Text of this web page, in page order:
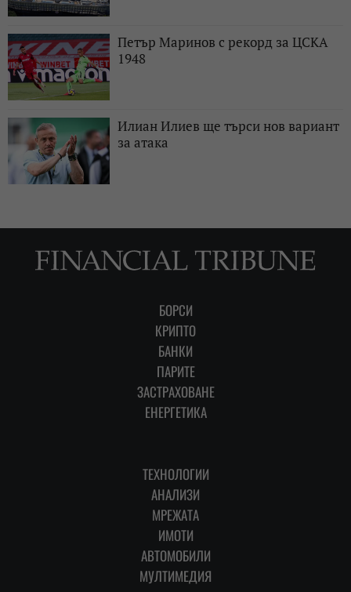
Петър Маринов с рекорд за ЦСКА
1948
Илиан Илиев ще търси нов вариант
за атака
БОРСИ
КРИПТО
БАНКИ
ПАРИТЕ
ЗАСТРАХОВАНЕ
ЕНЕРГЕТИКА
ТЕХНОЛОГИИ
АНАЛИЗИ
МРЕЖАТА
ИМОТИ
АВТОМОБИЛИ
МУЛТИМЕДИЯ